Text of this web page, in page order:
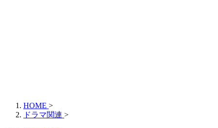
HOME >
ドラマ関連 >